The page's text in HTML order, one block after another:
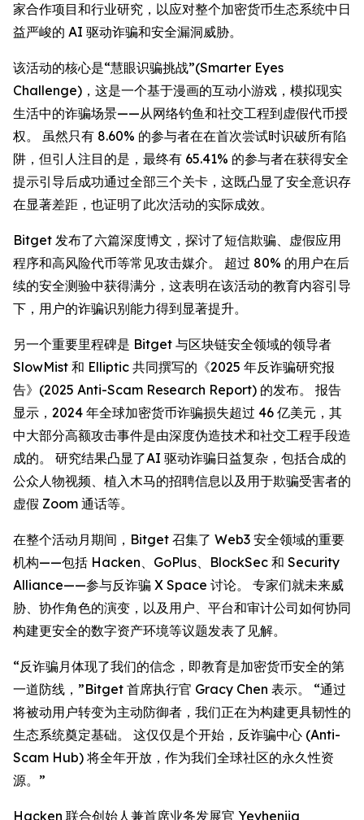
家合作项目和行业研究，以应对整个加密货币生态系统中日
益严峻的 AI 驱动诈骗和安全漏洞威胁。
该活动的核心是“慧眼识骗挑战”(Smarter Eyes
Challenge)，这是一个基于漫画的互动小游戏，模拟现实
生活中的诈骗场景——从网络钓鱼和社交工程到虚假代币授
权。 虽然只有 8.60% 的参与者在在首次尝试时识破所有陷
阱，但引人注目的是，最终有 65.41% 的参与者在获得安全
提示引导后成功通过全部三个关卡，这既凸显了安全意识存
在显著差距，也证明了此次活动的实际成效。
Bitget 发布了六篇深度博文，探讨了短信欺骗、虚假应用
程序和高风险代币等常见攻击媒介。 超过 80% 的用户在后
续的安全测验中获得满分，这表明在该活动的教育内容引导
下，用户的诈骗识别能力得到显著提升。
另一个重要里程碑是 Bitget 与区块链安全领域的领导者
SlowMist 和 Elliptic 共同撰写的《2025 年反诈骗研究报
告》(2025 Anti-Scam Research Report) 的发布。 报告
显示，2024 年全球加密货币诈骗损失超过 46 亿美元，其
中大部分高额攻击事件是由深度伪造技术和社交工程手段造
成的。 研究结果凸显了AI 驱动诈骗日益复杂，包括合成的
公众人物视频、植入木马的招聘信息以及用于欺骗受害者的
虚假 Zoom 通话等。
在整个活动月期间，Bitget 召集了 Web3 安全领域的重要
机构——包括 Hacken、GoPlus、BlockSec 和 Security
Alliance——参与反诈骗 X Space 讨论。 专家们就未来威
胁、协作角色的演变，以及用户、平台和审计公司如何协同
构建更安全的数字资产环境等议题发表了见解。
“反诈骗月体现了我们的信念，即教育是加密货币安全的第
一道防线，”Bitget 首席执行官 Gracy Chen 表示。 “通过
将被动用户转变为主动防御者，我们正在为构建更具韧性的
生态系统奠定基础。 这仅仅是个开始，反诈骗中心 (Anti-
Scam Hub) 将全年开放，作为我们全球社区的永久性资
源。”
Hacken 联合创始人兼首席业务发展官 Yevheniia